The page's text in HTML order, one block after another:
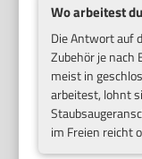
Wo arbeitest
Die Antwort auf
Zubehör je nach
meist in
arbeitest, lohnt
im Freien reicht